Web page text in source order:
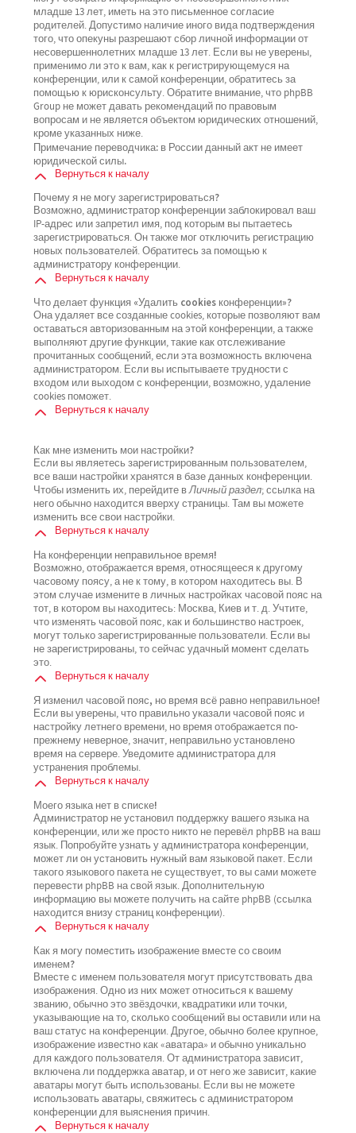
младше 13 лет, иметь на это письменное согласие
родителей. Допустимо наличие иного вида подтверждения
того, что опекуны разрешают сбор личной информации от
несовершеннолетних младше 13 лет. Если вы не уверены,
применимо ли это к вам, как к регистрирующемуся на
конференции, или к самой конференции, обратитесь за
помощью к юрисконсульту. Обратите внимание, что phpBB
Group не может давать рекомендаций по правовым
вопросам и не является объектом юридических отношений,
кроме указанных ниже.
Примечание переводчика: в России данный акт не имеет
юридической силы.
Вернуться к началу
Почему я не могу зарегистрироваться?
Возможно, администратор конференции заблокировал ваш
IP-адрес или запретил имя, под которым вы пытаетесь
зарегистрироваться. Он также мог отключить регистрацию
новых пользователей. Обратитесь за помощью к
администратору конференции.
Вернуться к началу
Что делает функция «Удалить cookies конференции»?
Она удаляет все созданные cookies, которые позволяют вам
оставаться авторизованным на этой конференции, а также
выполняют другие функции, такие как отслеживание
прочитанных сообщений, если эта возможность включена
администратором. Если вы испытываете трудности с
входом или выходом с конференции, возможно, удаление
cookies поможет.
Вернуться к началу
Как мне изменить мои настройки?
Если вы являетесь зарегистрированным пользователем,
все ваши настройки хранятся в базе данных конференции.
Чтобы изменить их, перейдите вЛичный раздел; ссылка на
него обычно находится вверху страницы. Там вы можете
изменить все свои настройки.
Вернуться к началу
На конференции неправильное время!
Возможно, отображается время, относящееся к другому
часовому поясу, а не к тому, в котором находитесь вы. В
этом случае измените в личных настройках часовой пояс на
тот, в котором вы находитесь: Москва, Киев и т. д. Учтите,
что изменять часовой пояс, как и большинство настроек,
могут только зарегистрированные пользователи. Если вы
не зарегистрированы, то сейчас удачный момент сделать
это.
Вернуться к началу
Я изменил часовой пояс, но время всё равно неправильное!
Если вы уверены, что правильно указали часовой пояс и
настройку летнего времени, но время отображается по-
прежнему неверное, значит, неправильно установлено
время на сервере. Уведомите администратора для
устранения проблемы.
Вернуться к началу
Моего языка нет в списке!
Администратор не установил поддержку вашего языка на
конференции, или же просто никто не перевёл phpBB на ваш
язык. Попробуйте узнать у администратора конференции,
может ли он установить нужный вам языковой пакет. Если
такого языкового пакета не существует, то вы сами можете
перевести phpBB на свой язык. Дополнительную
информацию вы можете получить на сайте phpBB (ссылка
находится внизу страниц конференции).
Вернуться к началу
Как я могу поместить изображение вместе со своим
именем?
Вместе с именем пользователя могут присутствовать два
изображения. Одно из них может относиться к вашему
званию, обычно это звёздочки, квадратики или точки,
указывающие на то, сколько сообщений вы оставили или на
ваш статус на конференции. Другое, обычно более крупное,
изображение известно как «аватара» и обычно уникально
для каждого пользователя. От администратора зависит,
включена ли поддержка аватар, и от него же зависит, какие
аватары могут быть использованы. Если вы не можете
использовать аватары, свяжитесь с администратором
конференции для выяснения причин.
Вернуться к началу